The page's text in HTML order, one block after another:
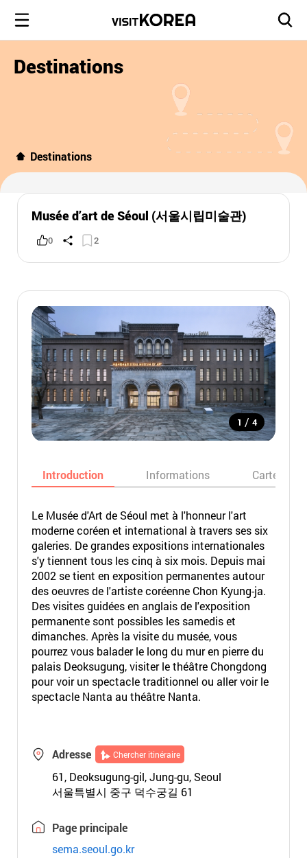
Destinations
Destinations
Musée d’art de Séoul (서울시립미술관)
0 2
1 / 4
Introduction Informations Carte
Le Musée d'Art de Séoul met à l'honneur l'art
moderne coréen et international à travers ses six
galeries. De grandes expositions internationales
s'y tiennent tous les cinq à six mois. Depuis mai
2002 se tient en exposition permanentes autour
des oeuvres de l'artiste coréenne Chon Kyung-ja.
Des visites guidées en anglais de l'exposition
permanente sont possibles les samedis et
dimanches. Après la visite du musée, vous
pourrez vous balader le long du mur en pierre du
palais Deoksugung, visiter le théâtre Chongdong
pour voir un spectacle traditionnel ou aller voir le
spectacle Nanta au théâtre Nanta.
Adresse Chercher itinéraire
61, Deoksugung-gil, Jung-gu, Seoul
서울특별시 중구 덕수궁길 61
Page principale
sema.seoul.go.kr